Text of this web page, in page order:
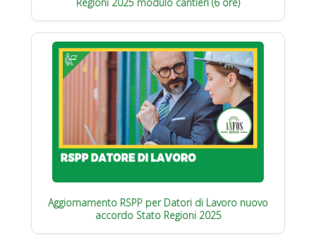
Aggiornamento RSPP per Datori di Lavoro nuovo
accordo Stato Regioni 2025